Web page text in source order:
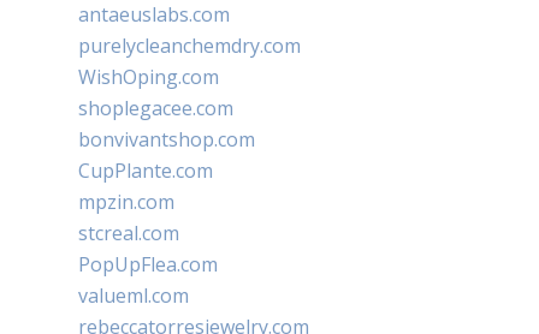
antaeuslabs.com
purelycleanchemdry.com
WishOping.com
shoplegacee.com
bonvivantshop.com
CupPlante.com
mpzin.com
stcreal.com
PopUpFlea.com
valueml.com
rebeccatorresjewelry.com